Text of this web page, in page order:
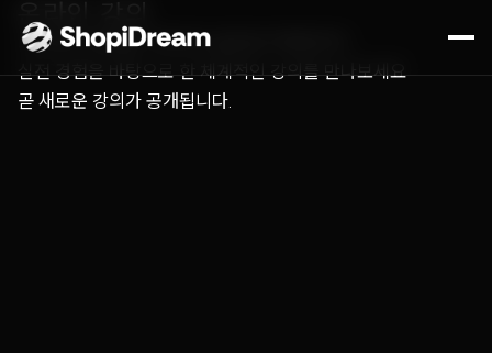
온라인 강의
쇼피파이 해외몰 구축부터 글로벌 마케팅까지,
실전 경험을 바탕으로 한 체계적인 강의를 만나보세요
곧 새로운 강의가 공개됩니다.